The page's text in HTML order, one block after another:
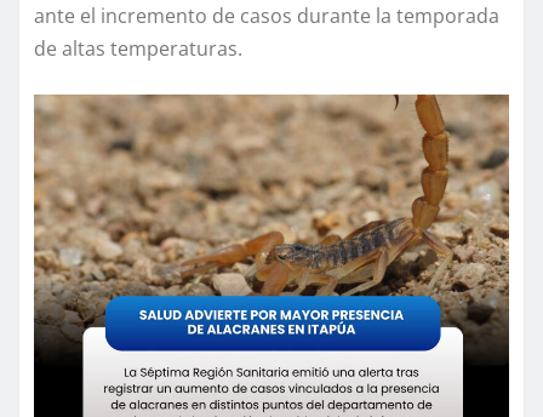
ante el incremento de casos durante la temporada
de altas temperaturas.